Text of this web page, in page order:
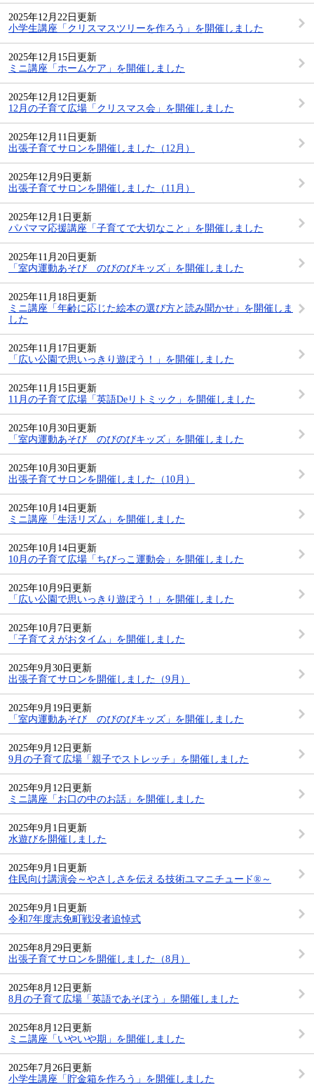
2025年12月22日更新
小学生講座「クリスマスツリーを作ろう」を開催しました
2025年12月15日更新
ミニ講座「ホームケア」を開催しました
2025年12月12日更新
12月の子育て広場「クリスマス会」を開催しました
2025年12月11日更新
出張子育てサロンを開催しました（12月）
2025年12月9日更新
出張子育てサロンを開催しました（11月）
2025年12月1日更新
パパママ応援講座「子育てで大切なこと」を開催しました
2025年11月20日更新
「室内運動あそび のびのびキッズ」を開催しました
2025年11月18日更新
ミニ講座「年齢に応じた絵本の選び方と読み聞かせ」を開催しま
した
2025年11月17日更新
「広い公園で思いっきり遊ぼう！」を開催しました
2025年11月15日更新
11月の子育て広場「英語Deリトミック」を開催しました
2025年10月30日更新
「室内運動あそび のびのびキッズ」を開催しました
2025年10月30日更新
出張子育てサロンを開催しました（10月）
2025年10月14日更新
ミニ講座「生活リズム」を開催しました
2025年10月14日更新
10月の子育て広場「ちびっこ運動会」を開催しました
2025年10月9日更新
「広い公園で思いっきり遊ぼう！」を開催しました
2025年10月7日更新
「子育てえがおタイム」を開催しました
2025年9月30日更新
出張子育てサロンを開催しました（9月）
2025年9月19日更新
「室内運動あそび のびのびキッズ」を開催しました
2025年9月12日更新
9月の子育て広場「親子でストレッチ」を開催しました
2025年9月12日更新
ミニ講座「お口の中のお話」を開催しました
2025年9月1日更新
水遊びを開催しました
2025年9月1日更新
住民向け講演会～やさしさを伝える技術ユマニチュード®～
2025年9月1日更新
令和7年度志免町戦没者追悼式
2025年8月29日更新
出張子育てサロンを開催しました（8月）
2025年8月12日更新
8月の子育て広場「英語であそぼう」を開催しました
2025年8月12日更新
ミニ講座「いやいや期」を開催しました
2025年7月26日更新
小学生講座「貯金箱を作ろう」を開催しました